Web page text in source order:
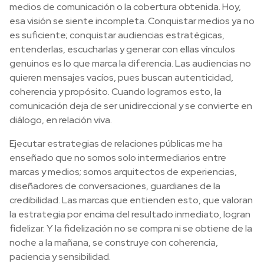
medios de comunicación o la cobertura obtenida. Hoy,
esa visión se siente incompleta. Conquistar medios ya no
es suficiente; conquistar audiencias estratégicas,
entenderlas, escucharlas y generar con ellas vínculos
genuinos es lo que marca la diferencia. Las audiencias no
quieren mensajes vacíos, pues buscan autenticidad,
coherencia y propósito. Cuando logramos esto, la
comunicación deja de ser unidireccional y se convierte en
diálogo, en relación viva.
Ejecutar estrategias de relaciones públicas me ha
enseñado que no somos solo intermediarios entre
marcas y medios; somos arquitectos de experiencias,
diseñadores de conversaciones, guardianes de la
credibilidad. Las marcas que entienden esto, que valoran
la estrategia por encima del resultado inmediato, logran
fidelizar. Y la fidelización no se compra ni se obtiene de la
noche a la mañana, se construye con coherencia,
paciencia y sensibilidad.